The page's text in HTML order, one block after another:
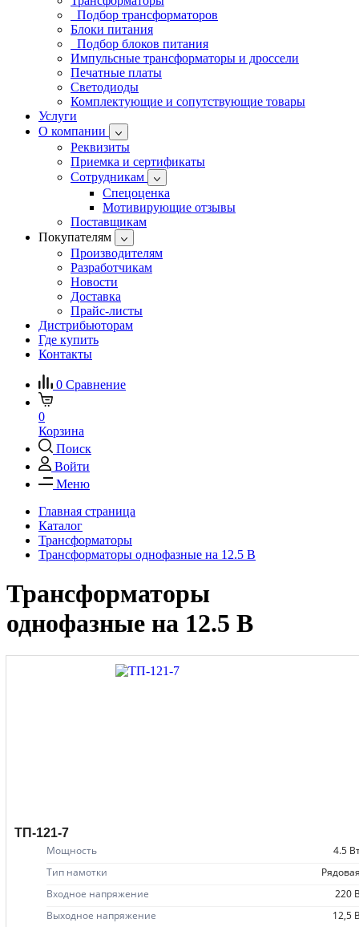
Подбор трансформаторов
Блоки питания
Подбор блоков питания
Импульсные трансформаторы и дроссели
Печатные платы
Светодиоды
Комплектующие и сопутствующие товары
Услуги
О компании
Реквизиты
Приемка и сертификаты
Сотрудникам
Спецоценка
Мотивирующие отзывы
Поставщикам
Покупателям
Производителям
Разработчикам
Новости
Доставка
Прайс-листы
Дистрибьюторам
Где купить
Контакты
0 Сравнение
0
Корзина
Поиск
Войти
Меню
Главная страница
Каталог
Трансформаторы
Трансформаторы однофазные на 12.5 В
Трансформаторы
однофазные на 12.5 В
ТП-121-7
Мощность
4.5
Тип намотки
Входное напряжение
220
Выходное напряжение
12,5